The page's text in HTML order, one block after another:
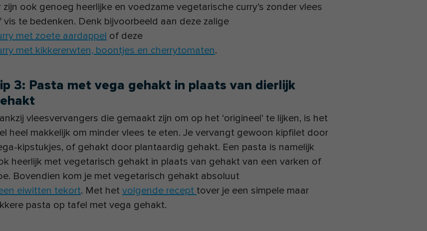
zijn ook genoeg heerlijke en voedzame vegetarische curry’s zonder vlees
vis te bedenken. Denk bijvoorbeeld aan deze zalige
met zoete aardappel of deze
met kikkererwten, boontjes en cherrytomaten.
3: Pasta met vega gehakt in plaats van dierlijk
vleesvervangers die gemaakt zijn om op het ‘origineel’ te lijken, is het
heel makkelijk om minder vlees te eten. Je vervangt gewoon kipfilet door
kipstukjes, of gehakt door plantaardig gehakt. Een pasta is namelijk
heerlijk met vegetarisch gehakt in plaats van gehakt van een varken of
Bovendien kom je met vegetarisch gehakt absoluut
eiwitten tekort. Met het volgende recept tover je een simpele maar
pasta op tafel met vega gehakt.